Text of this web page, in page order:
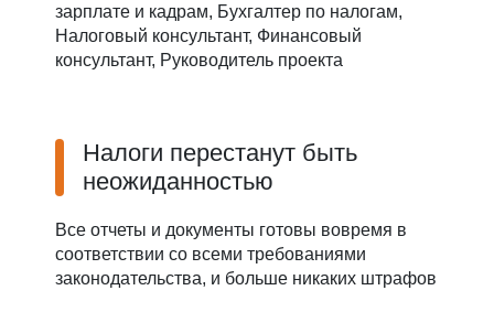
зарплате и кадрам, Бухгалтер по налогам,
Налоговый консультант, Финансовый
консультант, Руководитель проекта
Налоги перестанут быть
неожиданностью
Все отчеты и документы готовы вовремя в
соответствии со всеми требованиями
законодательства, и больше никаких штрафов